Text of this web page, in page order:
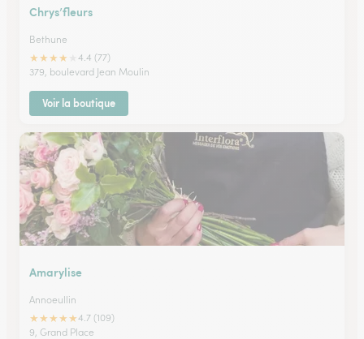
Chrys’fleurs
Bethune
★★★★
4.4 (77)
379, boulevard Jean Moulin
Voir la boutique
Amarylise
Annoeullin
★★★★★4.7 (109)
9, Grand Place